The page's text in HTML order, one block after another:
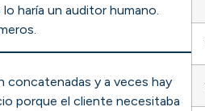
haría un auditor humano.
concatenadas y a veces hay
porque el cliente necesitaba